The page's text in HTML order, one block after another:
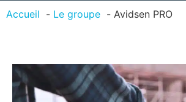
Accueil Le groupe Avidsen PRO